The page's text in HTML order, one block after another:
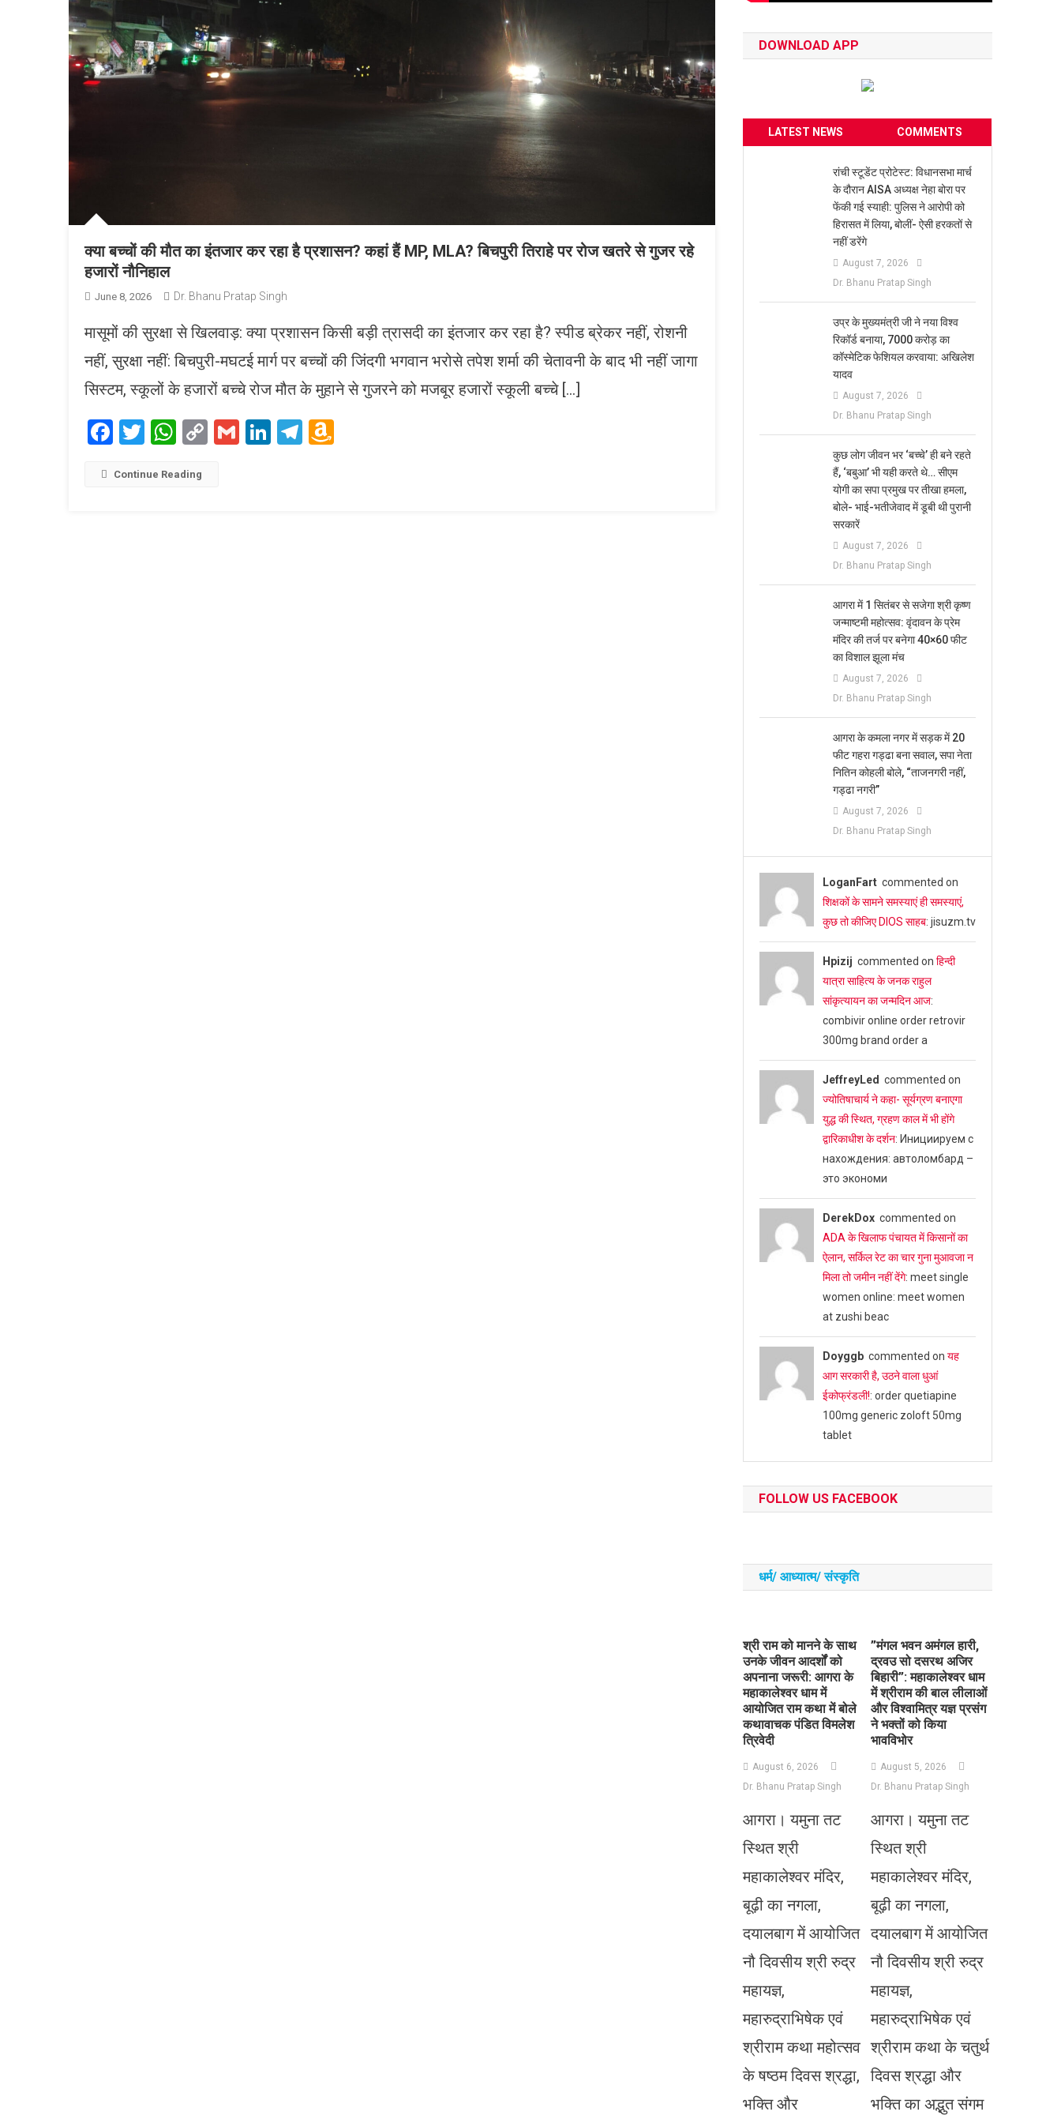
क्या बच्चों की मौत का इंतजार कर रहा है प्रशासन? कहां हैं MP, MLA? बिचपुरी तिराहे पर रोज खतरे से गुजर रहे
हजारों नौनिहाल
June 8, 2026 Dr. Bhanu Pratap Singh
मासूमों की सुरक्षा से खिलवाड़: क्या प्रशासन किसी बड़ी त्रासदी का इंतजार कर रहा है? स्पीड ब्रेकर नहीं, रोशनी
नहीं, सुरक्षा नहीं: बिचपुरी-मघटई मार्ग पर बच्चों की जिंदगी भगवान भरोसे तपेश शर्मा की चेतावनी के बाद भी नहीं जागा
सिस्टम, स्कूलों के हजारों बच्चे रोज मौत के मुहाने से गुजरने को मजबूर हजारों स्कूली बच्चे […]
Facebook
Twitter
WhatsApp
CopyGmailLinkedIn
Telegram
Continue Reading
DOWNLOAD APP
LATEST NEWS COMMENTS
रांची स्टूडेंट प्रोटेस्ट: विधानसभा मार्च
के दौरान AISA अध्यक्ष नेहा बोरा पर
फेंकी गई स्याही: पुलिस ने आरोपी को
हिरासत में लिया, बोलीं- ऐसी हरकतों से
नहीं डरेंगे
August 7, 2026
Dr. Bhanu Pratap Singh
उप्र के मुख्यमंत्री जी ने नया विश्व
रिकॉर्ड बनाया, 7000 करोड़ का
कॉस्मेटिक फेशियल करवाया: अखिलेश
यादव
August 7, 2026
Dr. Bhanu Pratap Singh
कुछ लोग जीवन भर ‘बच्चे’ ही बने रहते
हैं, ‘बबुआ’ भी यही करते थे… सीएम
योगी का सपा प्रमुख पर तीखा हमला,
बोले- भाई-भतीजेवाद में डूबी थी पुरानी
सरकारें
August 7, 2026
Dr. Bhanu Pratap Singh
आगरा में 1 सितंबर से सजेगा श्री कृष्ण
जन्माष्टमी महोत्सव: वृंदावन के प्रेम
मंदिर की तर्ज पर बनेगा 40×60 फीट
का विशाल झूला मंच
August 7, 2026
Dr. Bhanu Pratap Singh
आगरा के कमला नगर में सड़क में 20
फीट गहरा गड्ढा बना सवाल, सपा नेता
नितिन कोहली बोले, “ताजनगरी नहीं,
गड्ढा नगरी”
August 7, 2026
Dr. Bhanu Pratap Singh
LoganFartcommented on
शिक्षकों के सामने समस्याएं ही समस्याएं,
कुछ तो कीजिए DIOS साहब: jisuzm.tv
Hpizij commented on हिन्दी
यात्रा साहित्य के जनक राहुल
सांकृत्यायन का जन्‍मदिन आज:
combivir online order retrovir
300mg brand order a
JeffreyLed commented on
ज्योतिषाचार्य ने कहा- सूर्यग्रण बनाएगा
युद्ध की स्थित, ग्रहण काल में भी होंगे
द्वारिकाधीश के दर्शन: Инициируем с
нахождения: автоломбард –
это экономи
DerekDoxcommented on
ADA के खिलाफ पंचायत में किसानों का
ऐलान, सर्किल रेट का चार गुना मुआवजा न
मिला तो जमीन नहीं देंगे: meet single
women online: meet women
at zushi beac
Doyggbcommented on यह
आग सरकारी है, उठने वाला धुआं
ईकोफ्रंडली!: order quetiapine
100mg generic zoloft 50mg
tablet
FOLLOW US FACEBOOK
धर्म/ आध्‍यात्‍म/ संस्‍कृति
​श्री राम को मानने के साथ
उनके जीवन आदर्शों को
अपनाना जरूरी: आगरा के
महाकालेश्वर धाम में
आयोजित राम कथा में बोले
कथावाचक पंडित विमलेश
त्रिवेदी
August 6, 2026
Dr. Bhanu Pratap Singh
आगरा। यमुना तट
स्थित श्री
महाकालेश्वर मंदिर,
बूढ़ी का नगला,
दयालबाग में आयोजित
नौ दिवसीय श्री रुद्र
महायज्ञ,
महारुद्राभिषेक एवं
श्रीराम कथा महोत्सव
के षष्ठम दिवस श्रद्धा,
भक्ति और
​”मंगल भवन अमंगल हारी,
द्रवउ सो दसरथ अजिर
बिहारी”: महाकालेश्वर धाम
में श्रीराम की बाल लीलाओं
और विश्वामित्र यज्ञ प्रसंग
ने भक्तों को किया
भावविभोर
August 5, 2026
Dr. Bhanu Pratap Singh
आगरा। यमुना तट
स्थित श्री
महाकालेश्वर मंदिर,
बूढ़ी का नगला,
दयालबाग में आयोजित
नौ दिवसीय श्री रुद्र
महायज्ञ,
महारुद्राभिषेक एवं
श्रीराम कथा के चतुर्थ
दिवस श्रद्धा और
भक्ति का अद्भुत संगम